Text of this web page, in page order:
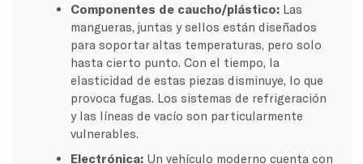
Componentes de caucho/plástico: Las
mangueras, juntas y sellos están diseñados
para soportar altas temperaturas, pero solo
hasta cierto punto. Con el tiempo, la
elasticidad de estas piezas disminuye, lo que
provoca fugas. Los sistemas de refrigeración
y las líneas de vacío son particularmente
vulnerables.
Electrónica: Un vehículo moderno cuenta con